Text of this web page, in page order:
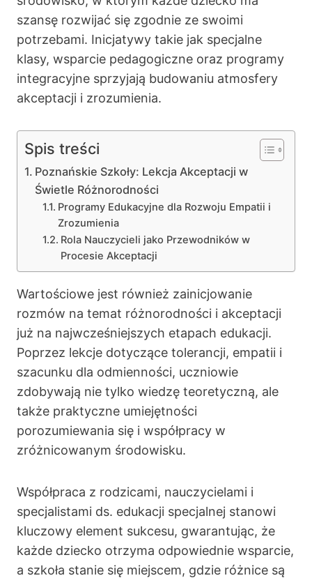
szansę rozwijać się zgodnie ze swoimi
potrzebami. Inicjatywy takie jak specjalne
klasy, wsparcie pedagogiczne oraz programy
integracyjne sprzyjają budowaniu atmosfery
akceptacji i zrozumienia.
Spis treści
Poznańskie Szkoły: Lekcja Akceptacji w
Świetle Różnorodności
Programy Edukacyjne dla Rozwoju Empatii i
Zrozumienia
Rola Nauczycieli jako Przewodników w
Procesie Akceptacji
Wartościowe jest również zainicjowanie
rozmów na temat różnorodności i akceptacji
już na najwcześniejszych etapach edukacji.
Poprzez lekcje dotyczące tolerancji, empatii i
szacunku dla odmienności, uczniowie
zdobywają nie tylko wiedzę teoretyczną, ale
także praktyczne umiejętności
porozumiewania się i współpracy w
zróżnicowanym środowisku.
Współpraca z rodzicami, nauczycielami i
specjalistami ds. edukacji specjalnej stanowi
kluczowy element sukcesu, gwarantując, że
każde dziecko otrzyma odpowiednie wsparcie,
a szkoła stanie się miejscem, gdzie różnice są